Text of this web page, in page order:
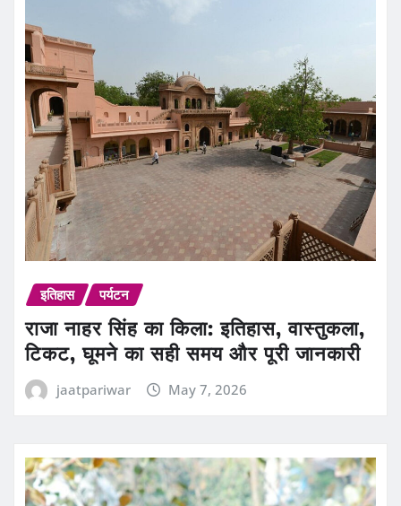
इतिहास पर्यटन
राजा नाहर सिंह का किला: इतिहास, वास्तुकला,
टिकट, घूमने का सही समय और पूरी जानकारी
jaatpariwar May 7, 2026